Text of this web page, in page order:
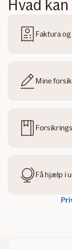
Hvad
Faktura
Mine
Få hjælp i